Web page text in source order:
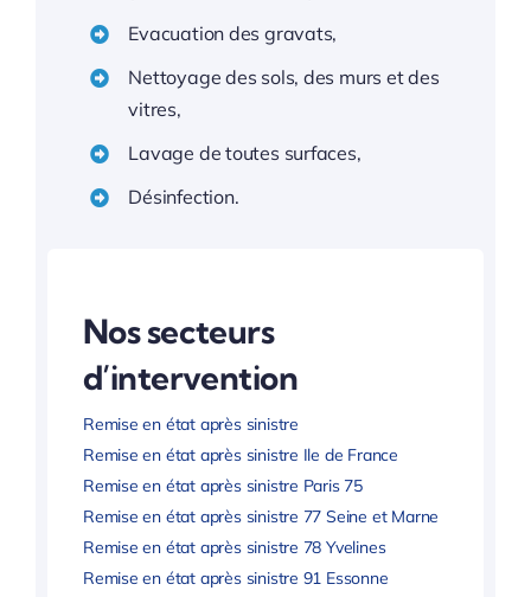
Evacuation des gravats,
Nettoyage des sols, des murs et des
vitres,
Lavage de toutes surfaces,
Désinfection.
Nos secteurs
d’intervention
Remise en état après sinistre
Remise en état après sinistre Ile de France
Remise en état après sinistre Paris 75
Remise en état après sinistre 77 Seine et Marne
Remise en état après sinistre 78 Yvelines
Remise en état après sinistre 91 Essonne